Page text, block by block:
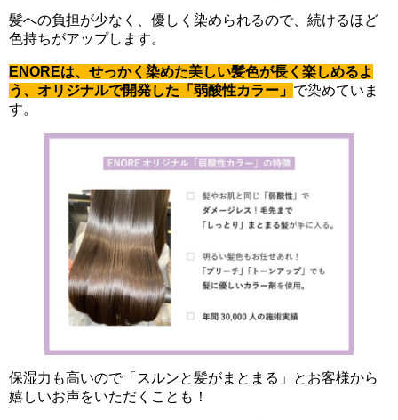
髪への負担が少なく、優しく染められるので、続けるほど
色持ちがアップします。
ENOREは、せっかく染めた美しい髪色が長く楽しめるよ
う、オリジナルで開発した「弱酸性カラー」 で染めていま
す。
保湿力も高いので「スルンと髪がまとまる」とお客様から
嬉しいお声をいただくことも！